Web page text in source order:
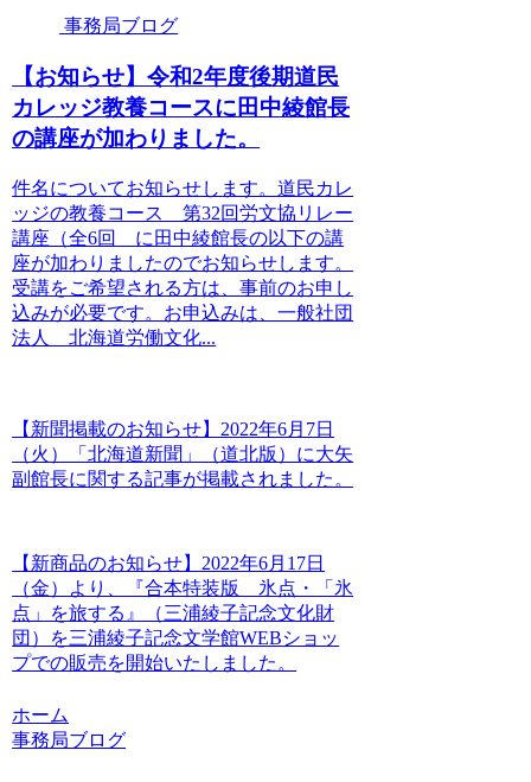
事務局ブログ
【お知らせ】令和2年度後期道民
カレッジ教養コースに田中綾館長
の講座が加わりました。
件名についてお知らせします。道民カレ
ッジの教養コース 第32回労文協リレー
講座（全6回 に田中綾館長の以下の講
座が加わりましたのでお知らせします。
受講をご希望される方は、事前のお申し
込みが必要です。お申込みは、一般社団
法人 北海道労働文化...
【新聞掲載のお知らせ】2022年6月7日
（火）「北海道新聞」（道北版）に大矢
副館長に関する記事が掲載されました。
【新商品のお知らせ】2022年6月17日
（金）より、『合本特装版 氷点・「氷
点」を旅する』（三浦綾子記念文化財
団）を三浦綾子記念文学館WEBショッ
プでの販売を開始いたしました。
ホーム
事務局ブログ